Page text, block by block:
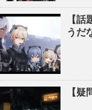
【
うだ
【